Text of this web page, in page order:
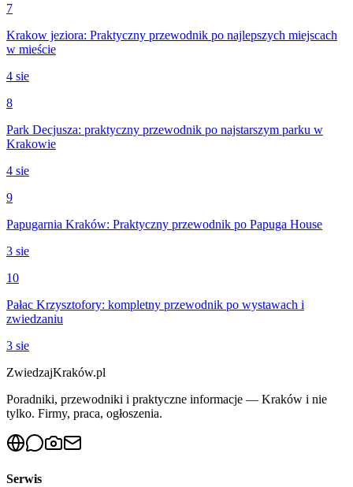
7
Krakow jeziora: Praktyczny przewodnik po najlepszych miejscach
w mieście
4 sie
8
Park Decjusza: praktyczny przewodnik po najstarszym parku w
Krakowie
4 sie
9
Papugarnia Kraków: Praktyczny przewodnik po Papuga House
3 sie
10
Pałac Krzysztofory: kompletny przewodnik po wystawach i
zwiedzaniu
3 sie
ZwiedzajKraków.pl
Poradniki, przewodniki i praktyczne informacje — Kraków i nie
tylko. Firmy, praca, ogłoszenia.
Serwis